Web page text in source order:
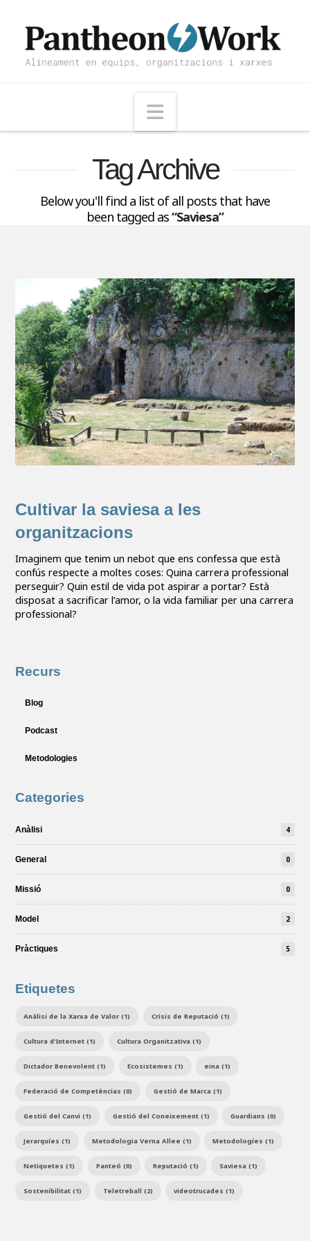
Navigation
Tag Archive
Below you'll find a list of all posts that have
been tagged as“Saviesa”
Cultivar la saviesa a les
organitzacions
Imaginem que tenim un nebot que ens confessa que està
confús respecte a moltes coses: Quina carrera professional
perseguir? Quin estil de vida pot aspirar a portar? Està
disposat a sacrificar l’amor, o la vida familiar per una carrera
professional?
Recurs
Blog
Podcast
Metodologies
Categories
Anàlisi 4
General 0
Missió 0
Model 2
Pràctiques 5
Etiquetes
Anàlisi de la Xarxa de Valor (1) Crisis de Reputació (1)
Cultura d'Internet (1) Cultura Organitzativa (1)
Dictador Benevolent (1) Ecosistemes (1) eina (1)
Federació de Competèncias (0) Gestió de Marca (1)
Gestió del Canvi (1) Gestió del Coneixement (1) Guardians (0)
Jerarquíes (1) Metodologia Verna Allee (1) Metodologíes (1)
Netiquetes (1) Panteó (0) Reputació (1) Saviesa (1)
Sostenibilitat (1) Teletreball (2) videotrucades (1)